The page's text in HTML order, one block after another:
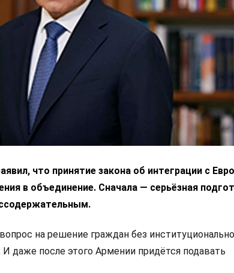
что принятие закона об интеграции с
в объединение. Сначала — серьёзная
на решение граждан без
даже после этого Армении придётся подавать